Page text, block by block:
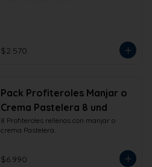
$2.570
Pack Profiteroles Manjar o
Crema Pastelera 8 und
8 Profiteroles rellenos con manjar o
crema Pastelera.
$6.990